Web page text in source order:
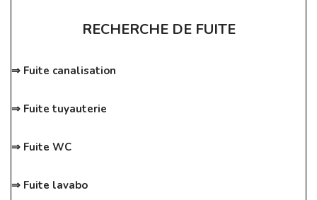
RECHERCHE DE FUITE
⇒ Fuite canalisation
⇒ Fuite tuyauterie
⇒ Fuite WC
⇒ Fuite lavabo